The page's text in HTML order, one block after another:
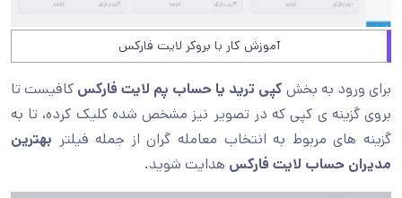
آموزش کار با بروکر لایت فارکس
برای ورود به بخش کپی ترید یا حساب پم لایت فارکس کافیست تا
بروی گزینه ی کپی که در تصویر نیز مشخص شده کلیک کرده، تا به
گزینه های مربوط به انتخاب معامله گران از جمله فیلتر بهترین
مدیران حساب لایت فارکس هدایت شوید.